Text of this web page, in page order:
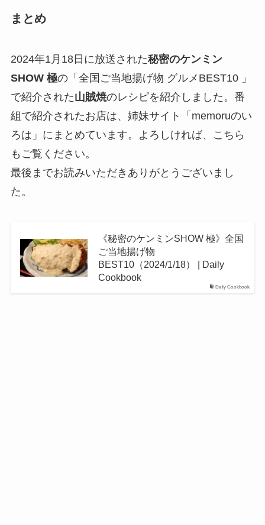
まとめ
2024年1月18日に放送された秘密のケンミン
SHOW 極の「全国ご当地揚げ物 グルメBEST10 」
で紹介された山賊焼のレシピを紹介しました。番
組で紹介されたお店は、姉妹サイト「memoruのい
ろは」にまとめています。よろしければ、こちら
もご覧ください。
最後までお読みいただきありがとうございまし
た。
Daily Cookbook
《秘密のケンミンSHOW 極》全国
ご当地揚げ物
BEST10（2024/1/18） | Daily
Cookbook